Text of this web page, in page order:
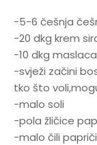
-5-6 češnja
-20 dkg krem
-10 dkg maslaca
-svježi začini
tko što
-malo soli
-pola žličice
-malo čili